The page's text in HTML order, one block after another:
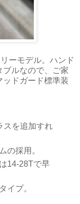
ーモデル。ハンド
ブルなので、ご家
ドガード標準装
スを追加すれ
の採用。
14-28Tで早
イプ。